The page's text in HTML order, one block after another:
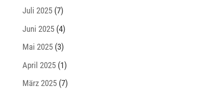
Juli 2025(7)
Juni 2025(4)
Mai 2025(3)
April 2025(1)
März 2025(7)